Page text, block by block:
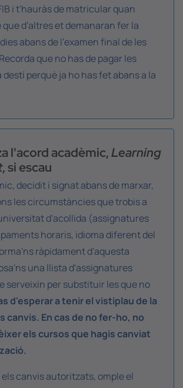
i t'hauràs de matricular quan
d'altres et demanaran fer la
abans de l’examen final de les
que no has de pagar les
perquè ja ho has fet abans a la
l'acord acadèmic,Learning
, si escau
decidit i signat abans de marxar,
les circumstàncies que trobis a
d'acollida (assignatures
horaris, idioma diferent del
ràpidament d'aquesta
una llista d'assignatures
serveixin per substituir les que no
d'esperar a tenir el vistiplau de la
canvis. En cas de no fer-ho, no
els cursos que hagis canviat
canvis autoritzats, omple el